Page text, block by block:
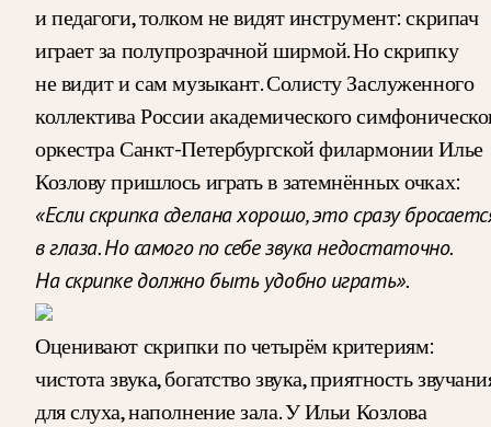
и педагоги, толком не видят инструмент: скрипач
играет за полупрозрачной ширмой. Но скрипку
не видит и сам музыкант. Солисту Заслуженного
коллектива России академического
оркестра Санкт-Петербургской филармонии Илье
Козлову пришлось играть в затемнённых очках:
«Если скрипка сделана хорошо, это сразу
в глаза. Но самого по себе звука недостаточно.
На скрипке должно быть удобно играть».
Оценивают скрипки по четырём критериям:
чистота звука, богатство звука, приятность
для слуха, наполнение зала. У Ильи Козлова